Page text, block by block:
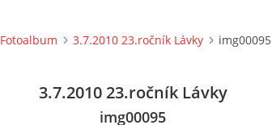
Fotoalbum 3.7.2010 23.ročník Lávky img00095
3.7.2010 23.ročník Lávky
img00095